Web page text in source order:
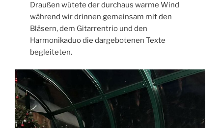
Draußen wütete der durchaus warme Wind
während wir drinnen gemeinsam mit den
Bläsern, dem Gitarrentrio und den
Harmonikaduo die dargebotenen Texte
begleiteten.